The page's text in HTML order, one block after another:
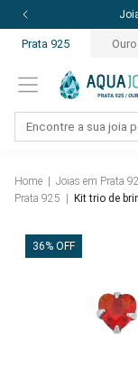
Prata 925
Home Joias em Prata
Prata 925
Kit trio de
36% OFF